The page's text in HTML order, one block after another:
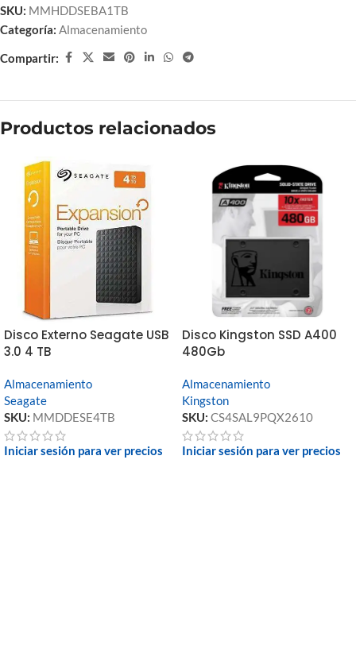
SKU: MMHDDSEBA1TB
Categoría: Almacenamiento
Compartir:
Productos relacionados
Disco Externo Seagate USB
3.0 4 TB
Almacenamiento
Seagate
SKU: MMDDESE4TB
Iniciar sesión para ver precios
Disco Kingston SSD A400
480Gb
Almacenamiento
Kingston
SKU: CS4SAL9PQX2610
Iniciar sesión para ver precios